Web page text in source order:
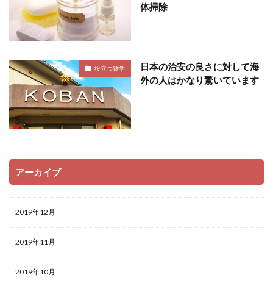
体掃除
役立つ雑学
日本の治安の良さに対して海
外の人はかなり驚いています
アーカイブ
2019年12月
2019年11月
2019年10月